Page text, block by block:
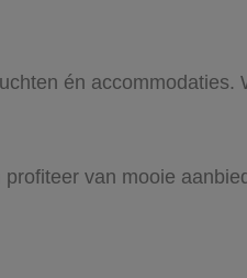
én accommodaties.
profiteer van mooie